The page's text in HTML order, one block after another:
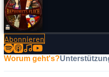
Abonnieren
Worum geht's?